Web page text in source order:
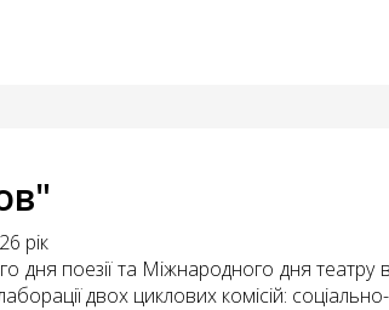
рік
дня поезії та Міжнародного дня театру
двох циклових комісій: